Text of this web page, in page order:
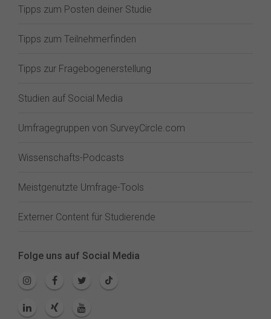
Tipps zum Posten deiner Studie
Tipps zum Teilnehmerfinden
Tipps zur Fragebogenerstellung
Studien auf Social Media
Umfragegruppen von SurveyCircle.com
Wissenschafts-Podcasts
Meistgenutzte Umfrage-Tools
Externer Content für Studierende
Folge uns auf Social Media